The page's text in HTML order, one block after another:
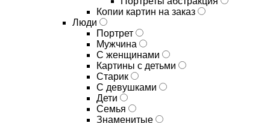
Копии картин на заказ
Люди
Портрет
Мужчина
С женщинами
Картины с детьми
Старик
С девушками
Дети
Семья
Знаменитые